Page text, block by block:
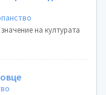
на културата